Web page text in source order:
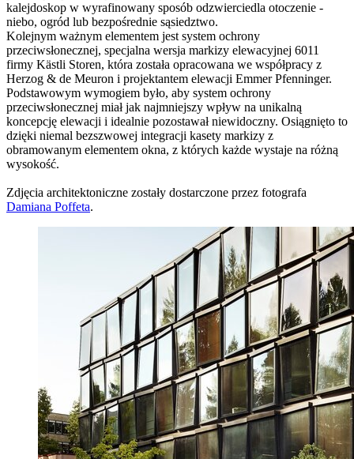
kalejdoskop w wyrafinowany sposób odzwierciedla otoczenie -
niebo, ogród lub bezpośrednie sąsiedztwo.
Kolejnym ważnym elementem jest system ochrony
przeciwsłonecznej, specjalna wersja markizy elewacyjnej 6011
firmy Kästli Storen, która została opracowana we współpracy z
Herzog & de Meuron i projektantem elewacji Emmer Pfenninger.
Podstawowym wymogiem było, aby system ochrony
przeciwsłonecznej miał jak najmniejszy wpływ na unikalną
koncepcję elewacji i idealnie pozostawał niewidoczny. Osiągnięto to
dzięki niemal bezszwowej integracji kasety markizy z
obramowanym elementem okna, z których każde wystaje na różną
wysokość.
Zdjęcia architektoniczne zostały dostarczone przez fotografa
Damiana Poffeta.